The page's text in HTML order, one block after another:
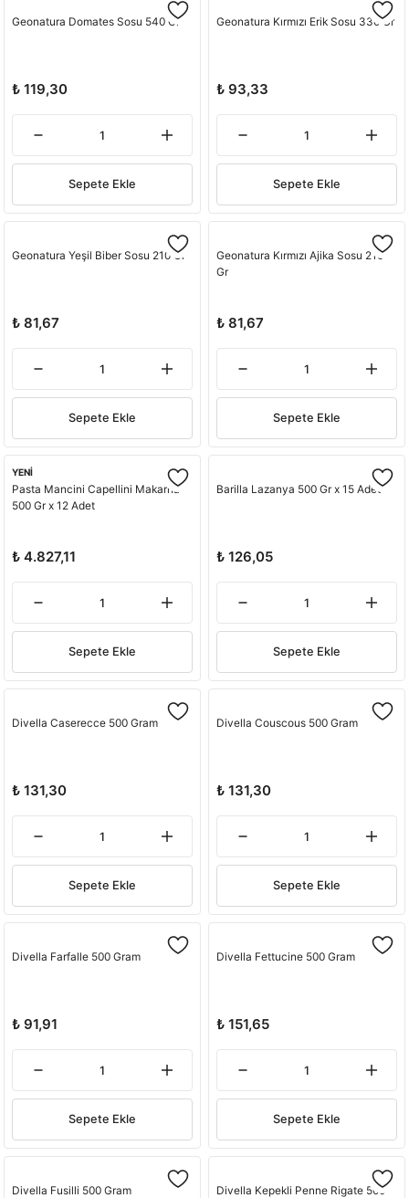
Geonatura Domates Sosu 540 Gr
₺ 119,30
Sepete Ekle
Geonatura Kırmızı Erik Sosu 330 Gr
₺ 93,33
Sepete Ekle
Geonatura Yeşil Biber Sosu 210 Gr
₺ 81,67
Sepete Ekle
Geonatura Kırmızı Ajika Sosu 210
Gr
₺ 81,67
Sepete Ekle
YENİ
Pasta Mancini Capellini Makarna
500 Gr x 12 Adet
₺ 4.827,11
Sepete Ekle
Barilla Lazanya 500 Gr x 15 Adet
₺ 126,05
Sepete Ekle
Divella Caserecce 500 Gram
₺ 131,30
Sepete Ekle
Divella Couscous 500 Gram
₺ 131,30
Sepete Ekle
Divella Farfalle 500 Gram
₺ 91,91
Sepete Ekle
Divella Fettucine 500 Gram
₺ 151,65
Sepete Ekle
Divella Fusilli 500 Gram Divella Kepekli Penne Rigate 500